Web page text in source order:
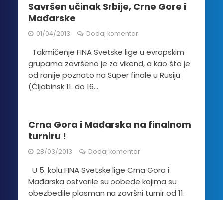
Savršen učinak Srbije, Crne Gore i
Mađarske
01/04/2013 Dodaj komentar
Takmičenje FINA Svetske lige u evropskim
grupama završeno je za vikend, a kao što je
od ranije poznato na Super finale u Rusiju
(Čljabinsk 11. do 16...
Crna Gora i Mađarska na finalnom
turniru !
28/03/2013 Dodaj komentar
U 5. kolu FINA Svetske lige Crna Gora i
Mađarska ostvarile su pobede kojima su
obezbedile plasman na završni turnir od 11.